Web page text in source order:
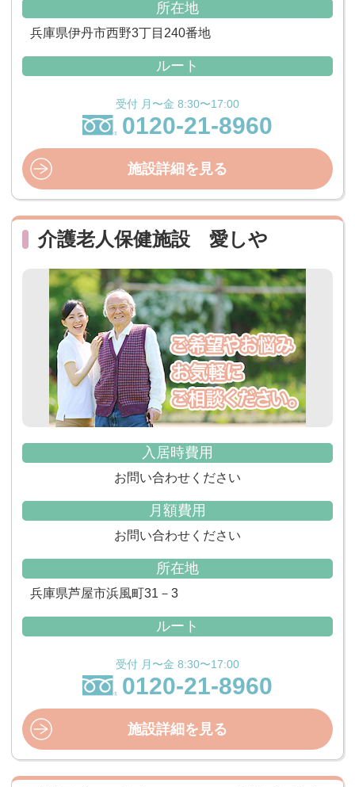
所在地
兵庫県伊丹市西野3丁目240番地
ルート
受付 月〜金 8:30〜17:00
0120-21-8960
施設詳細を見る
介護老人保健施設 愛しや
入居時費用
お問い合わせください
月額費用
お問い合わせください
所在地
兵庫県芦屋市浜風町31－3
ルート
受付 月〜金 8:30〜17:00
0120-21-8960
施設詳細を見る